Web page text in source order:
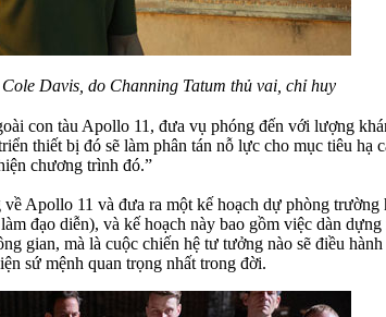
Davis, do Channing Tatum thủ vai, chỉ huy
con tàu Apollo 11, đưa vụ phóng đến với lượng
thiết bị đó sẽ làm phân tán nỗ lực cho mục tiêu hạ
chương trình đó.”
Apollo 11 và đưa ra một kế hoạch dự phòng
đạo diễn), và kế hoạch này bao gồm việc dàn
mà là cuộc chiến hệ tư tưởng nào sẽ điều
sứ mệnh quan trọng nhất trong đời.